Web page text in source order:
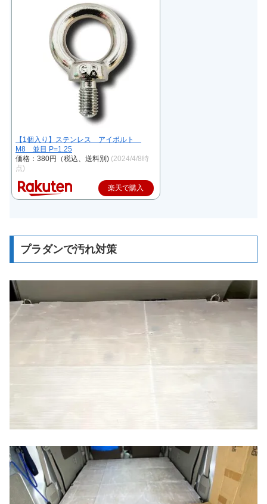
【1個入り】ステンレス アイボルト
M8 並目 P=1.25
価格：380円（税込、送料別) (2024/4/8時
点)
楽天で購入
プラダンで汚れ対策